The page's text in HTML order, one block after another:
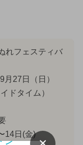
れフェスティバ
27日（日）
ドタイム）
14日(金)